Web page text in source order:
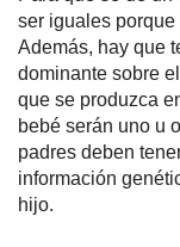
ser iguales
Además, hay que
dominante sobre
que se produzca
bebé serán uno u
padres deben
información
hijo.